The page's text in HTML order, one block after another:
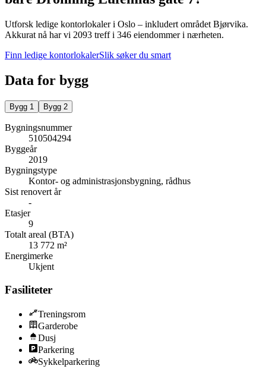
Utforsk ledige kontorlokaler i Oslo – inkludert området Bjørvika.
Akkurat nå har vi 2093 treff i 346 eiendommer i nærheten.
Finn ledige kontorlokalerSlik søker du smart
Data for bygg
Bygg 1 Bygg 2
Bygningsnummer
510504294
Byggeår
2019
Bygningstype
Kontor- og administrasjonsbygning, rådhus
Sist renovert år
-
Etasjer
9
Totalt areal (BTA)
13 772 m²
Energimerke
Ukjent
Fasiliteter
Treningsrom
Garderobe
Dusj
Parkering
Sykkelparkering